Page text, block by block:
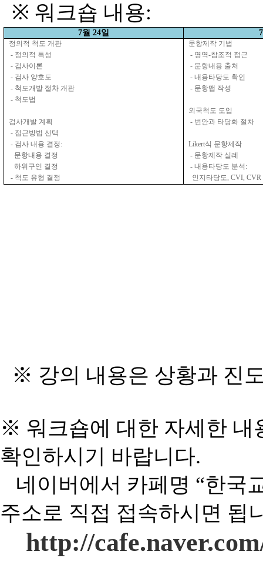
※ 워크숍 내용:
7월 24일 7
정의적 척도 개관 문항제작 기법
- 정의적 특성 - 영역-참조적 접근
- 검사이론 - 문항내용 출처
- 검사 양호도 - 내용타당도 확인
- 척도개발 절차 개관 - 문항맵 작성
- 척도법
외국척도 도입
검사개발 계획 - 번안과 타당화 절차
- 접근방법 선택
- 검사 내용 결정: Likert식 문항제작
문항내용 결정 - 문항제작 실례
하위구인 결정 - 내용타당도 분석 :
- 척도 유형 결정 인지타당도, CVI, CVR
※ 강의 내용은 상황과 진
※ 워크숍에 대한 자세한 내
확인하시기 바랍니다.
네이버에서 카페명 “한국
주소로 직접 접속하시면 됩
http://